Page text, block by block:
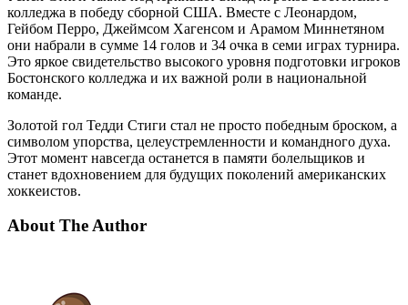
колледжа в победу сборной США. Вместе с Леонардом,
Гейбом Перро, Джеймсом Хагенсом и Арамом Миннетяном
они набрали в сумме 14 голов и 34 очка в семи играх турнира.
Это яркое свидетельство высокого уровня подготовки игроков
Бостонского колледжа и их важной роли в национальной
команде.
Золотой гол Тедди Стиги стал не просто победным броском, а
символом упорства, целеустремленности и командного духа.
Этот момент навсегда останется в памяти болельщиков и
станет вдохновением для будущих поколений американских
хоккеистов.
About The Author